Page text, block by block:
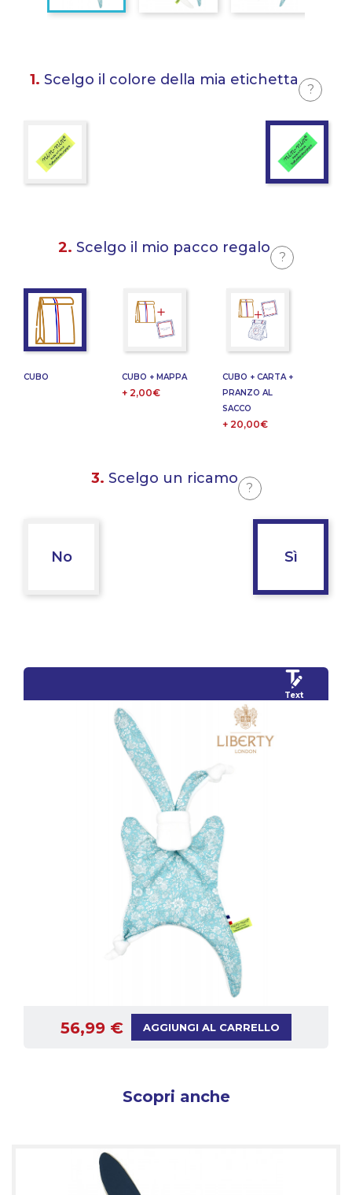
1. Scelgo il colore della mia etichetta
?
2. Scelgo il mio pacco regalo
?
CUBO CUBO + MAPPA
+ 2,00€
CUBO + CARTA +
PRANZO AL
SACCO
+ 20,00€
3. Scelgo un ricamo
?
No Sì
Text
56,99 € AGGIUNGI AL CARRELLO
Scopri anche